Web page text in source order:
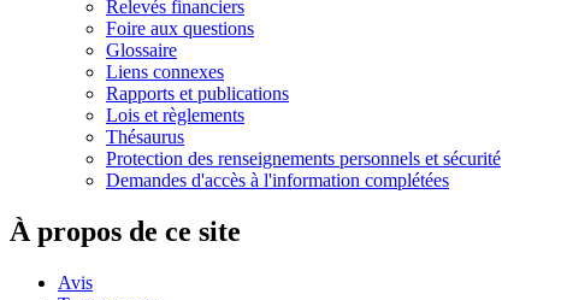
Relevés financiers
Foire aux questions
Glossaire
Liens connexes
Rapports et publications
Lois et règlements
Thésaurus
Protection des renseignements personnels et sécurité
Demandes d'accès à l'information complétées
À propos de ce site
Avis